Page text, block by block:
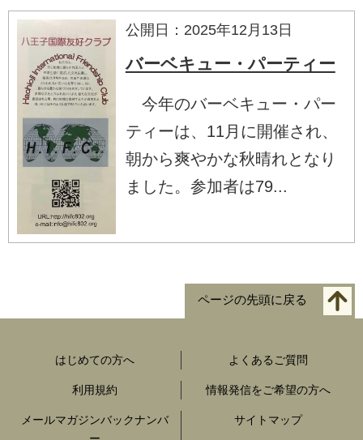
公開日：2025年12月13日
バーベキュー・パーティー
今年のバーベキュー・パー
ティーは、11月に開催され、
朝から爽やかな秋晴れとなり
ました。参加者は79...
ページの先頭に戻る
はじめての方へ よくあるご質問
利用規約 情報発信をご希望の方へ
メールマガジンバックナンバ
サイトマップ